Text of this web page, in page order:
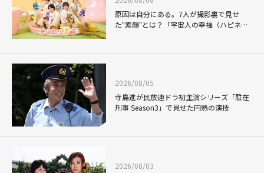
原因は自分にある。7人が撮影裏で見せ
た"素顔"とは？「宇宙人の幸福（ハピネ
2026/08/05
寺島進が民放連ドラ初主演シリーズ「駐在
刑事 Season3」で見せた円熟の演技
2026/08/03